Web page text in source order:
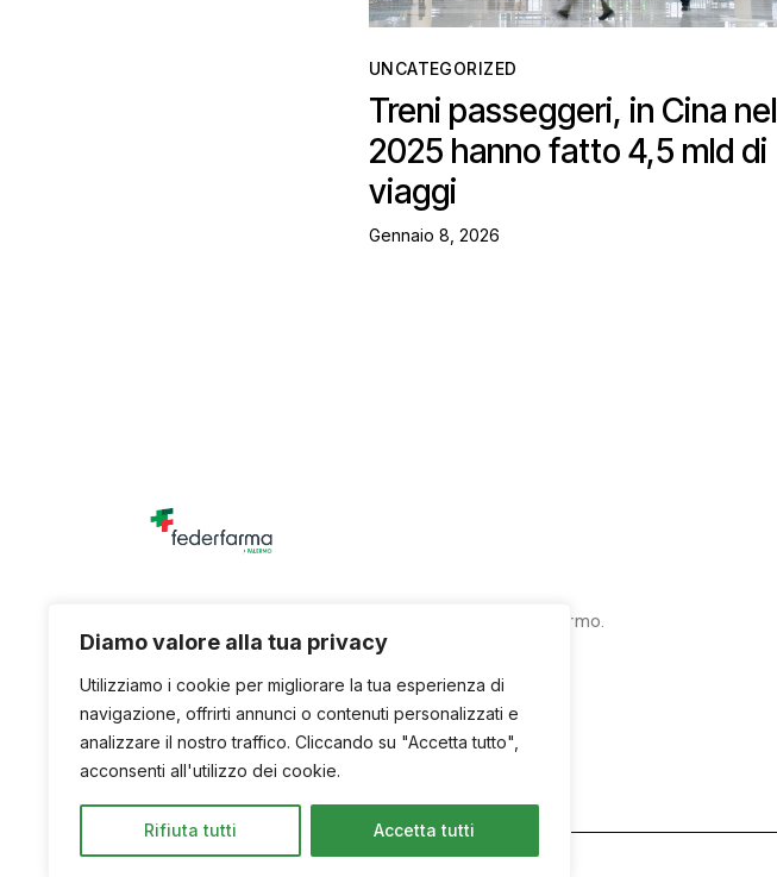
Diamo valore alla tua privacy
Utilizziamo i cookie per migliorare la tua esperienza di
navigazione, offrirti annunci o contenuti personalizzati e
analizzare il nostro traffico. Cliccando su "Accetta tutto",
acconsenti all'utilizzo dei cookie.
Rifiuta tutti Accetta tutti
UNCATEGORIZED
Treni passeggeri, in Cina nel
2025 hanno fatto 4,5 mld di
viaggi
Gennaio 8, 2026
Unione titolari di farmacia della provincia di Palermo.